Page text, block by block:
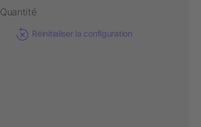
Quantité
Réinitialiser la configuration